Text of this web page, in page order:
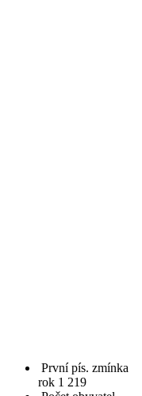
První pís. zmínka
rok 1 219